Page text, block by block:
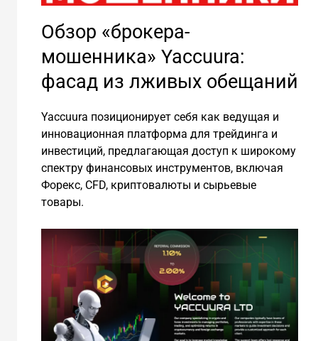
Обзор «брокера-
мошенника» Yaccuura:
фасад из лживых обещаний
Yaccuura позиционирует себя как ведущая и
инновационная платформа для трейдинга и
инвестиций, предлагающая доступ к широкому
спектру финансовых инструментов, включая
Форекс, CFD, криптовалюты и сырьевые
товары.